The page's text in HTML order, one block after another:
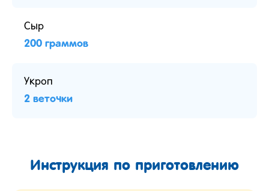
Сыр
200 граммов
Укроп
2 веточки
Инструкция по приготовлению